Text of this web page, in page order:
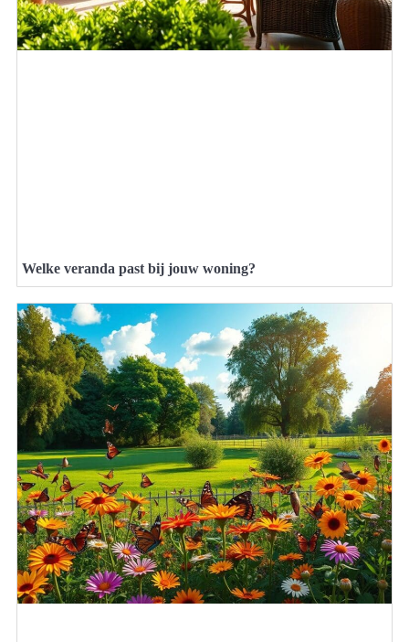
Welke veranda past bij jouw woning?